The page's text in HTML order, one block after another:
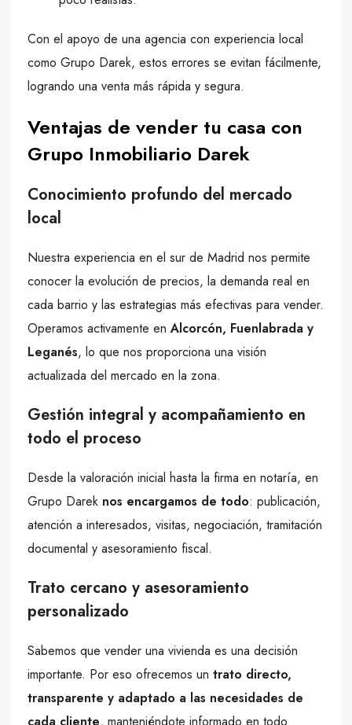
Con el apoyo de una agencia con experiencia local
como Grupo Darek, estos errores se evitan fácilmente,
logrando una venta más rápida y segura.
Ventajas de vender tu casa con
Grupo Inmobiliario Darek
Conocimiento profundo del mercado
local
Nuestra experiencia en el sur de Madrid nos permite
conocer la evolución de precios, la demanda real en
cada barrio y las estrategias más efectivas para vender.
Operamos activamente enAlcorcón, Fuenlabrada y
Leganés, lo que nos proporciona una visión
actualizada del mercado en la zona.
Gestión integral y acompañamiento en
todo el proceso
Desde la valoración inicial hasta la firma en notaría, en
Grupo Darek nos encargamos de todo: publicación,
atención a interesados, visitas, negociación, tramitación
documental y asesoramiento fiscal.
Trato cercano y asesoramiento
personalizado
Sabemos que vender una vivienda es una decisión
importante. Por eso ofrecemos un trato directo,
transparente y adaptado a las necesidades de